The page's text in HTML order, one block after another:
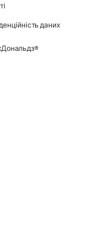
даних